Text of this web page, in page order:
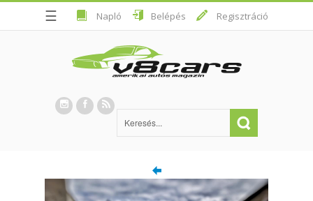
☰ Napló Belépés Regisztráció